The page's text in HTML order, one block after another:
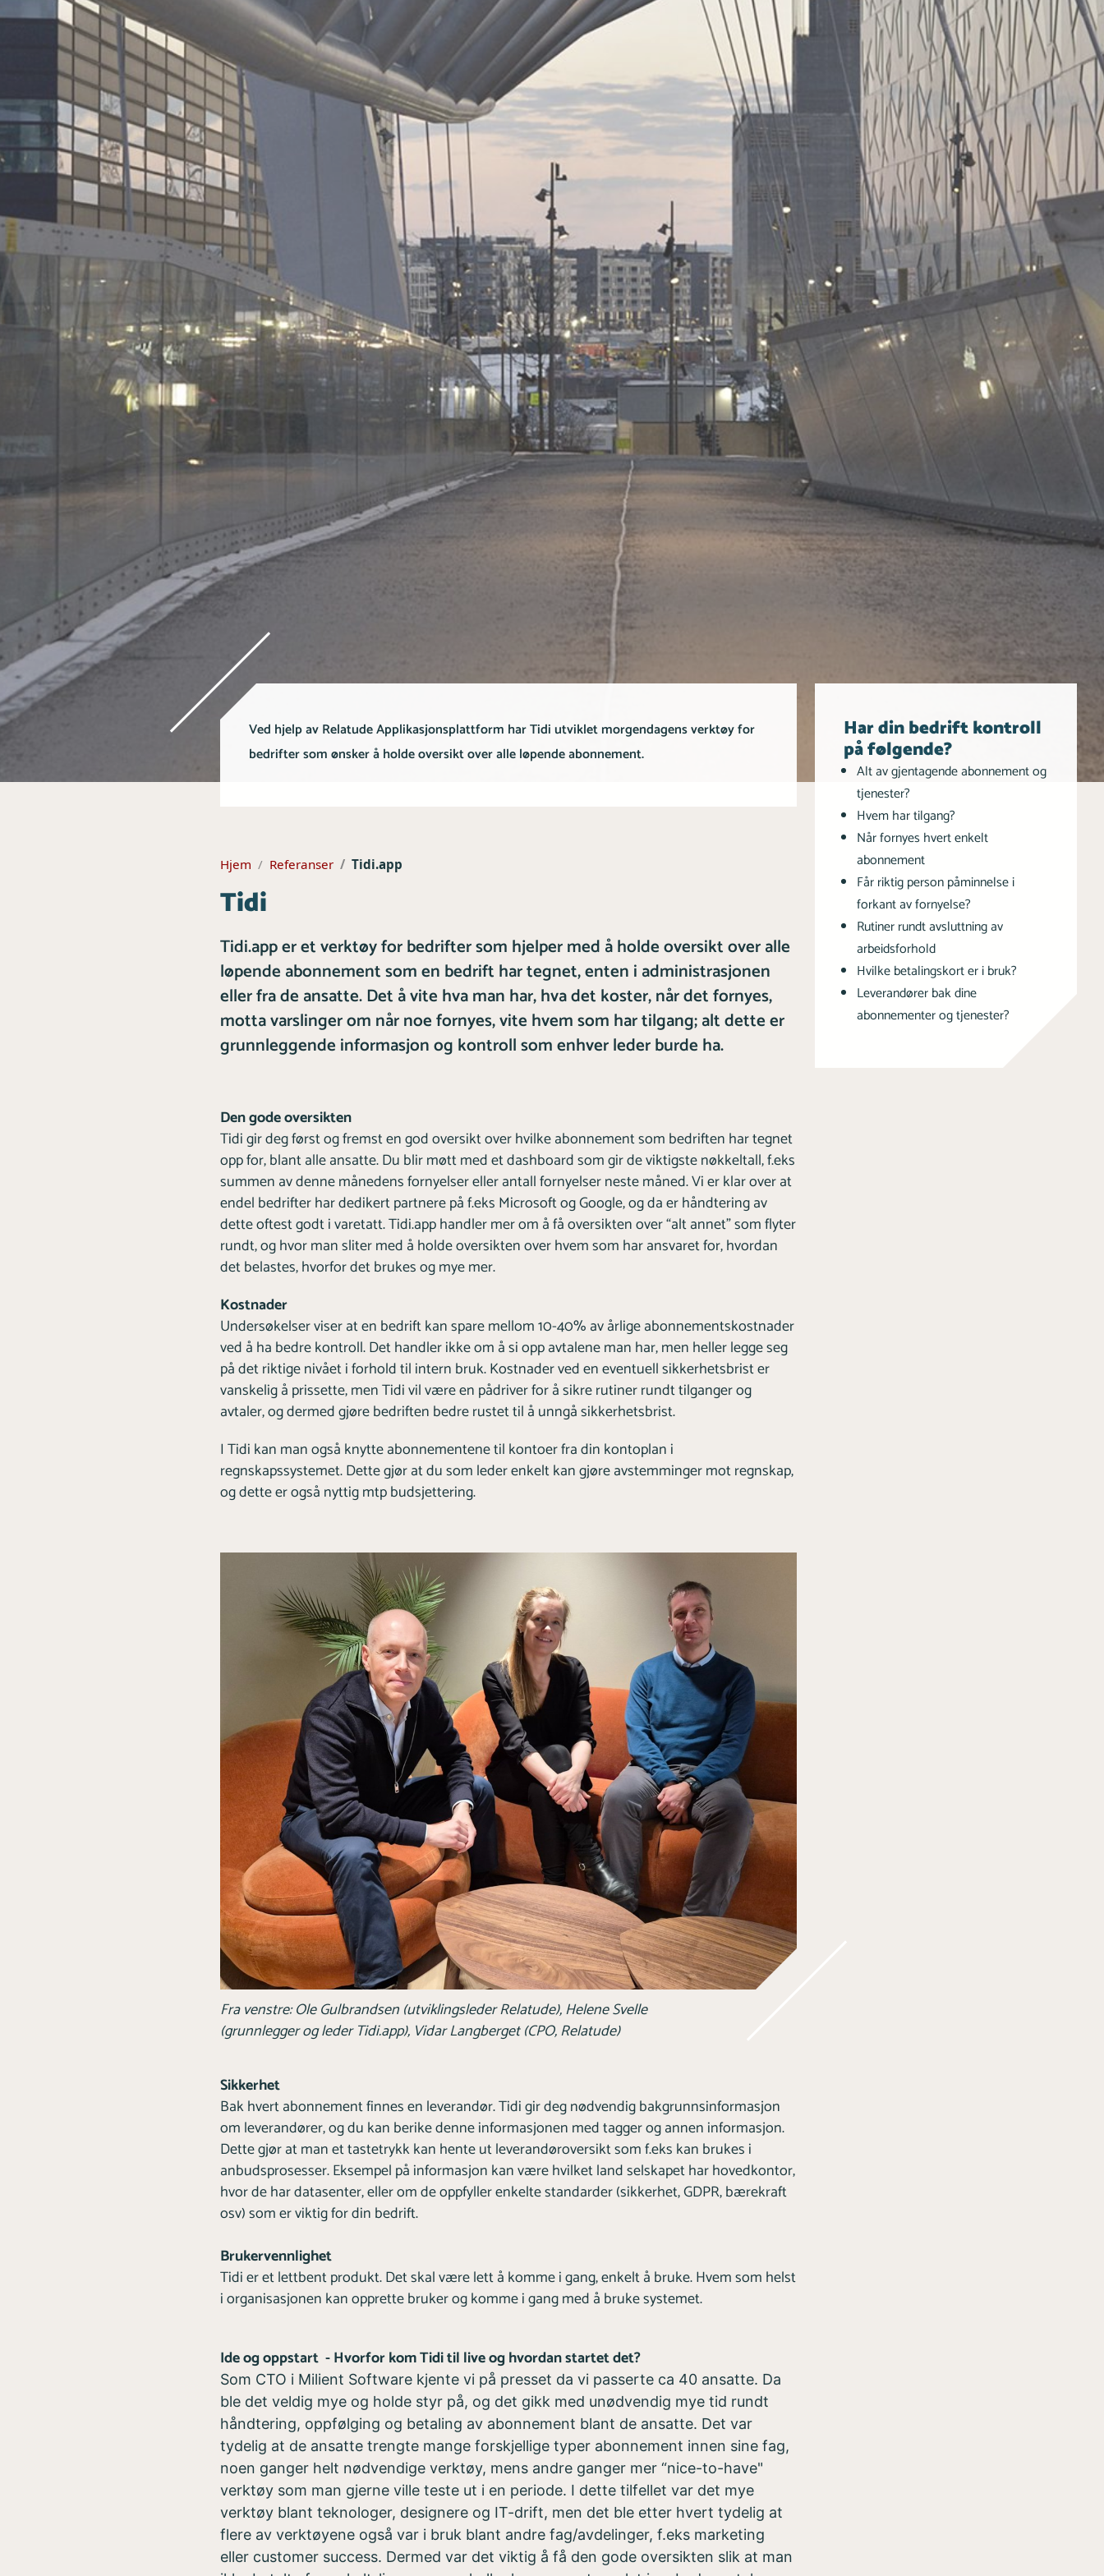
Har din bedrift kontroll
på følgende?
Alt av gjentagende abonnement og
tjenester?
Hvem har tilgang?
Når fornyes hvert enkelt
abonnement
Får riktig person påminnelse i
forkant av fornyelse?
Rutiner rundt avsluttning av
arbeidsforhold
Hvilke betalingskort er i bruk?
Leverandører bak dine
abonnementer og tjenester?
Ved hjelp av Relatude Applikasjonsplattform har Tidi utviklet morgendagens verktøy for
bedrifter som ønsker å holde oversikt over alle løpende abonnement.
Hjem Referanser Tidi.app
Tidi
Tidi.app er et verktøy for bedrifter som hjelper med å holde oversikt over alle
løpende abonnement som en bedrift har tegnet, enten i administrasjonen
eller fra de ansatte. Det å vite hva man har, hva det koster, når det fornyes,
motta varslinger om når noe fornyes, vite hvem som har tilgang; alt dette er
grunnleggende informasjon og kontroll som enhver leder burde ha.
Den gode oversikten
Tidi gir deg først og fremst en god oversikt over hvilke abonnement som bedriften har tegnet
opp for, blant alle ansatte. Du blir møtt med et dashboard som gir de viktigste nøkkeltall, f.eks
summen av denne månedens fornyelser eller antall fornyelser neste måned. Vi er klar over at
endel bedrifter har dedikert partnere på f.eks Microsoft og Google, og da er håndtering av
dette oftest godt i varetatt. Tidi.app handler mer om å få oversikten over “alt annet” som flyter
rundt, og hvor man sliter med å holde oversikten over hvem som har ansvaret for, hvordan
det belastes, hvorfor det brukes og mye mer.
Kostnader
Undersøkelser viser at en bedrift kan spare mellom 10-40% av årlige abonnementskostnader
ved å ha bedre kontroll. Det handler ikke om å si opp avtalene man har, men heller legge seg
på det riktige nivået i forhold til intern bruk. Kostnader ved en eventuell sikkerhetsbrist er
vanskelig å prissette, men Tidi vil være en pådriver for å sikre rutiner rundt tilganger og
avtaler, og dermed gjøre bedriften bedre rustet til å unngå sikkerhetsbrist.
I Tidi kan man også knytte abonnementene til kontoer fra din kontoplan i
regnskapssystemet. Dette gjør at du som leder enkelt kan gjøre avstemminger mot regnskap,
og dette er også nyttig mtp budsjettering.
Fra venstre: Ole Gulbrandsen (utviklingsleder Relatude), Helene Svelle
(grunnlegger og leder Tidi.app), Vidar Langberget (CPO, Relatude)
Sikkerhet
Bak hvert abonnement finnes en leverandør. Tidi gir deg nødvendig bakgrunnsinformasjon
om leverandører, og du kan berike denne informasjonen med tagger og annen informasjon.
Dette gjør at man et tastetrykk kan hente ut leverandøroversikt som f.eks kan brukes i
anbudsprosesser. Eksempel på informasjon kan være hvilket land selskapet har hovedkontor,
hvor de har datasenter, eller om de oppfyller enkelte standarder (sikkerhet, GDPR, bærekraft
osv) som er viktig for din bedrift.
Brukervennlighet
Tidi er et lettbent produkt. Det skal være lett å komme i gang, enkelt å bruke. Hvem som helst
i organisasjonen kan opprette bruker og komme i gang med å bruke systemet.
Ide og oppstart - Hvorfor kom Tidi til live og hvordan startet det?
Som CTO i Milient Software kjente vi på presset da vi passerte ca 40 ansatte. Da
ble det veldig mye og holde styr på, og det gikk med unødvendig mye tid rundt
håndtering, oppfølging og betaling av abonnement blant de ansatte. Det var
tydelig at de ansatte trengte mange forskjellige typer abonnement innen sine fag,
noen ganger helt nødvendige verktøy, mens andre ganger mer “nice-to-have"
verktøy som man gjerne ville teste ut i en periode. I dette tilfellet var det mye
verktøy blant teknologer, designere og IT-drift, men det ble etter hvert tydelig at
flere av verktøyene også var i bruk blant andre fag/avdelinger, f.eks marketing
eller customer success. Dermed var det viktig å få den gode oversikten slik at man